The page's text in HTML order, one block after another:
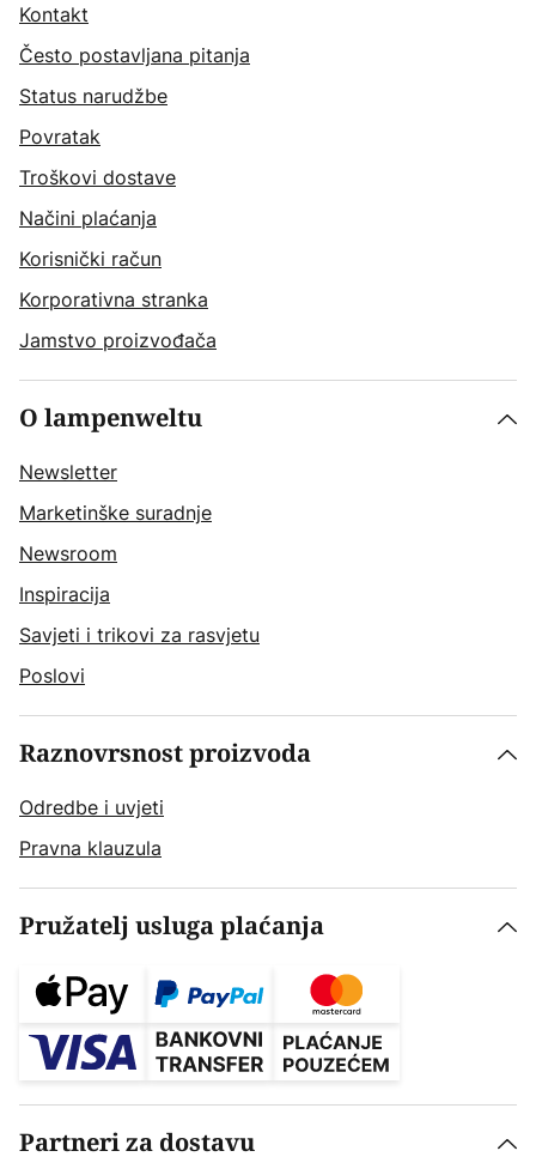
Kontakt
Često postavljana pitanja
Status narudžbe
Povratak
Troškovi dostave
Načini plaćanja
Korisnički račun
Korporativna stranka
Jamstvo proizvođača
O lampenweltu
Newsletter
Marketinške suradnje
Newsroom
Inspiracija
Savjeti i trikovi za rasvjetu
Poslovi
Raznovrsnost proizvoda
Odredbe i uvjeti
Pravna klauzula
Pružatelj usluga plaćanja
Partneri za dostavu